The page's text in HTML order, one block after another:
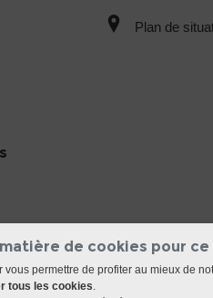
Plan de
de cookies pour
vous permettre de profiter au mieux de
tous les cookies.